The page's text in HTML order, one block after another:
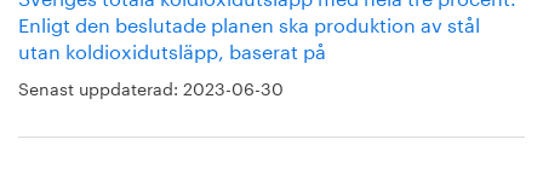
Enligt den beslutade planen ska produktion av stål
utan koldioxidutsläpp, baserat på
Senast uppdaterad: 2023-06-30